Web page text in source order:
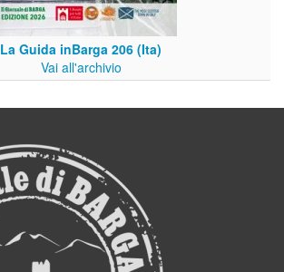
La Guida inBarga 206 (Ita)
Vai all'archivio